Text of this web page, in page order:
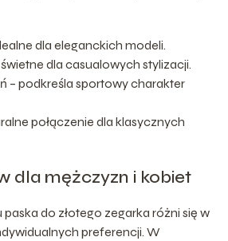
dla eleganckich modeli.
dla casualowych stylizacji.
– podkreśla sportowy charakter
połączenie dla klasycznych
dla mężczyzn i kobiet
do złotego zegarka różni się w
preferencji. W